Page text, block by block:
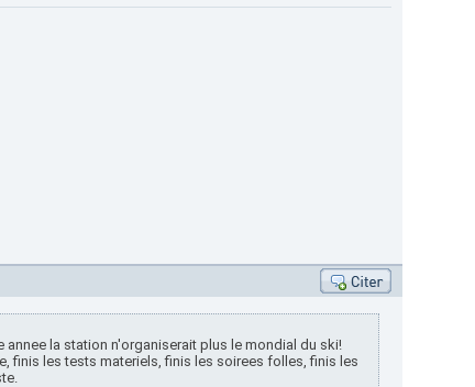
annee la station n'organiserait plus le mondial du ski!
finis les tests materiels, finis les soirees folles, finis les